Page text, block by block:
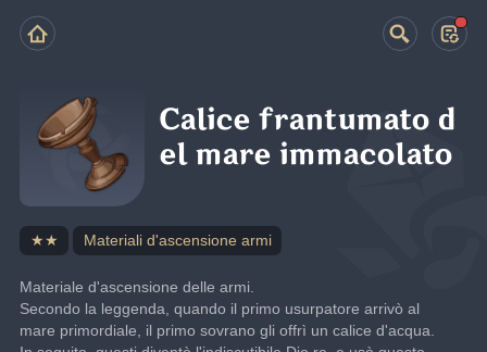
Calice frantumato d
el mare immacolato
★★ Materiali d'ascensione armi
Materiale d'ascensione delle armi.
Secondo la leggenda, quando il primo usurpatore arrivò al
mare primordiale, il primo sovrano gli offrì un calice d'acqua.